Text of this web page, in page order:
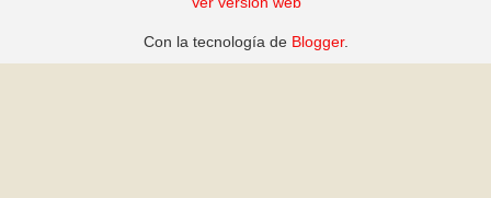
Con la tecnología de Blogger.